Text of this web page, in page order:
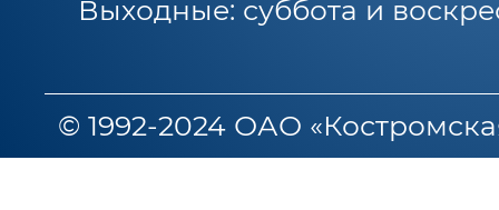
Выходные: суббота и
© 1992-2024 ОАО